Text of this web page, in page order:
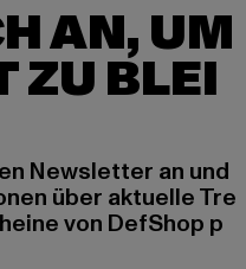
AN, UM
ZU BLEI
Newsletter an und
über aktuelle Tre
von DefShop p